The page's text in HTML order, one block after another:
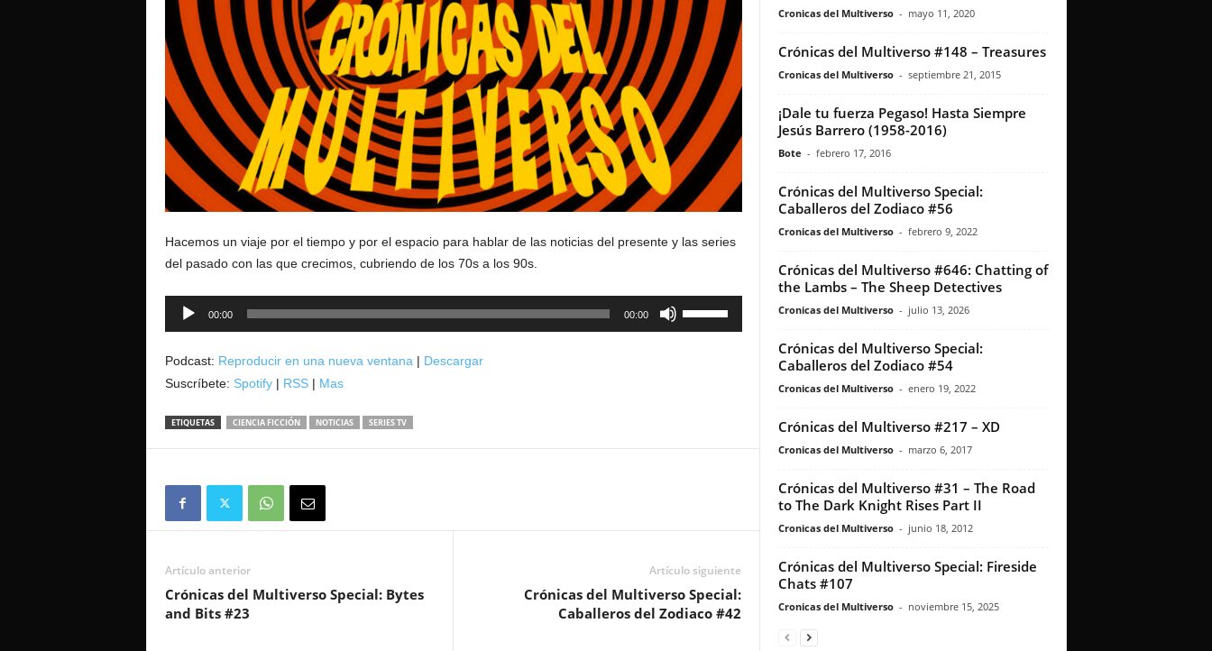
Hacemos un viaje por el tiempo y por el espacio para hablar de las noticias del presente y las series
del pasado con las que crecimos, cubriendo de los 70s a los 90s.
Reproductor
00:00 00:00
Podcast: Reproducir en una nueva ventana| Descargar
Suscríbete: Spotify| RSS| Mas
ETIQUETAS CIENCIA FICCIÓN NOTICIAS SERIES TV
Artículo anterior
Crónicas del Multiverso Special: Bytes
and Bits #23
Artículo siguiente
Crónicas del Multiverso Special:
Caballeros del Zodiaco #42
Cronicas del Multiverso - mayo 11, 2020
Crónicas del Multiverso #148 – Treasures
Cronicas del Multiverso - septiembre 21, 2015
¡Dale tu fuerza Pegaso! Hasta Siempre
Jesús Barrero (1958-2016)
Bote - febrero 17, 2016
Crónicas del Multiverso Special:
Caballeros del Zodiaco #56
Cronicas del Multiverso - febrero 9, 2022
Crónicas del Multiverso #646: Chatting of
the Lambs – The Sheep Detectives
Cronicas del Multiverso - julio 13, 2026
Crónicas del Multiverso Special:
Caballeros del Zodiaco #54
Cronicas del Multiverso - enero 19, 2022
Crónicas del Multiverso #217 – XD
Cronicas del Multiverso - marzo 6, 2017
Crónicas del Multiverso #31 – The Road
to The Dark Knight Rises Part II
Cronicas del Multiverso - junio 18, 2012
Crónicas del Multiverso Special: Fireside
Chats #107
Cronicas del Multiverso - noviembre 15, 2025